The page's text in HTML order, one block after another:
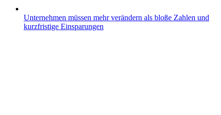
Unternehmen müssen mehr verändern als bloße Zahlen und
kurzfristige Einsparungen